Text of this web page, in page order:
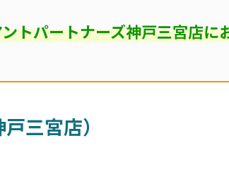
トパートナーズ神戸三宮店に
戸三宮店）